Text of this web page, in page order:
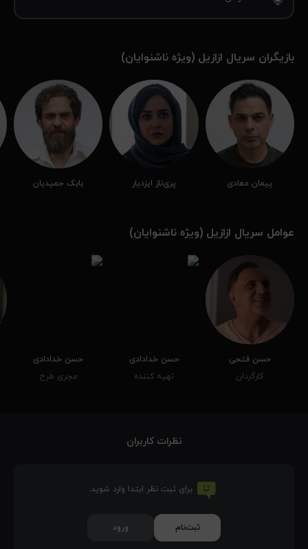
بازیگران سریال ازازیل (ویژه ناشنوایان)
پیمان معادی پری‌ناز ایزدیار بابک حمیدیان
عوامل سریال ازازیل (ویژه ناشنوایان)
حسن فتحی
کارگردان
حسن خدادادی
تهیه کننده
حسن خدادادی
مجری طرح
نظرات کاربران
برای ثبت نظر ابتدا وارد شوید.
ثبت‌نام ورود